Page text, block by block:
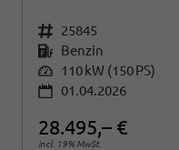
Fahrzeugnr. 25845
Kraftstoff Benzin
Leistung 110 kW (150 PS)
01.04.2026
28.495,– €
incl. 19% MwSt.